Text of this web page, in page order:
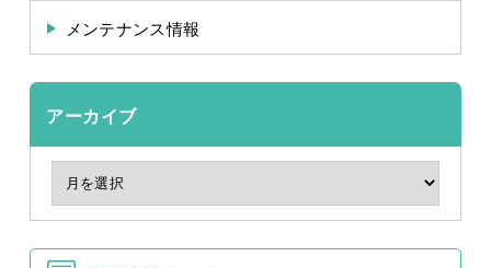
メンテナンス情報
アーカイブ